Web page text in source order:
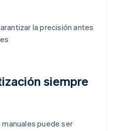
la precisión antes
siempre
puede ser